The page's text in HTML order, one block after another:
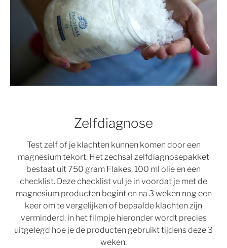
Zelfdiagnose
Test zelf of je klachten kunnen komen door een
magnesium tekort. Het zechsal zelfdiagnosepakket
bestaat uit 750 gram Flakes, 100 ml olie en een
checklist. Deze checklist vul je in voordat je met de
magnesium producten begint en na 3 weken nog een
keer om te vergelijken of bepaalde klachten zijn
verminderd. in het filmpje hieronder wordt precies
uitgelegd hoe je de producten gebruikt tijdens deze 3
weken.